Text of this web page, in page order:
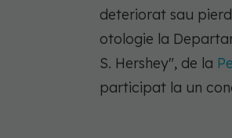
deteriorat sau
otologie la
S. Hershey", de la
participat la un